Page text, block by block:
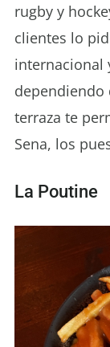
rugby y
clientes lo
internacional
dependiendo
terraza te
Sena, los
La Poutine